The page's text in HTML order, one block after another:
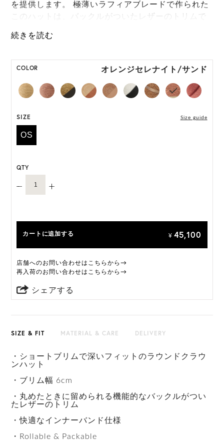
を提供します。 極薄いラフィアブレードで作られた
このハットは、バックルがついたレザーのトリムで
のアクセサリーになります。 また、インナーバンド
す。
なる場合がございます。
いずれの仕様も快適にご着用いただけるよう設計さ
*天然素材を用いたハンドメイドのため、サイズ・色
HAT BOX(有償 GIFT BOX）対象商品
COLOR オレンジセレナイト/サンド
SIZE Size guide
OS
QTY
カートに追加する ¥ 45,100
店舗へのお問い合わせはこちらから→
再入荷のお問い合わせはこちらから→
シェアする
SIZE & FIT MATERIAL & CARE DELIVERY
・ショートブリムで深いフィットのラウンドクラウ
ンハット
・ブリム幅 6cm
・丸めたときに留められる機能的なバックルがつい
たレザーのトリム
・快適なインナーバンド仕様
・Rollable & Packable